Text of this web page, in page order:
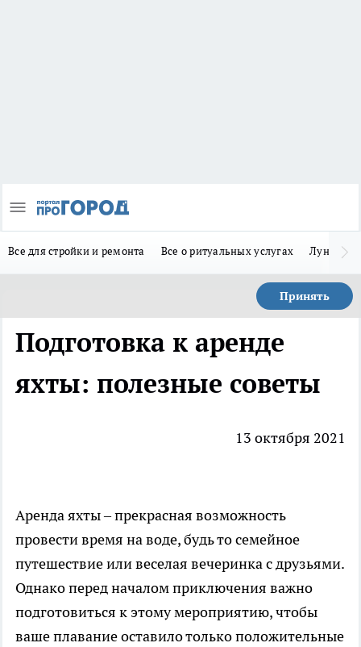
Все для стройки и ремонта Все о ритуальных услугах Лунно-
Принять
Подготовка к аренде
яхты: полезные советы
13 октября 2021
Аренда яхты – прекрасная возможность
провести время на воде, будь то семейное
путешествие или веселая вечеринка с друзьями.
Однако перед началом приключения важно
подготовиться к этому мероприятию, чтобы
ваше плавание оставило только положительные